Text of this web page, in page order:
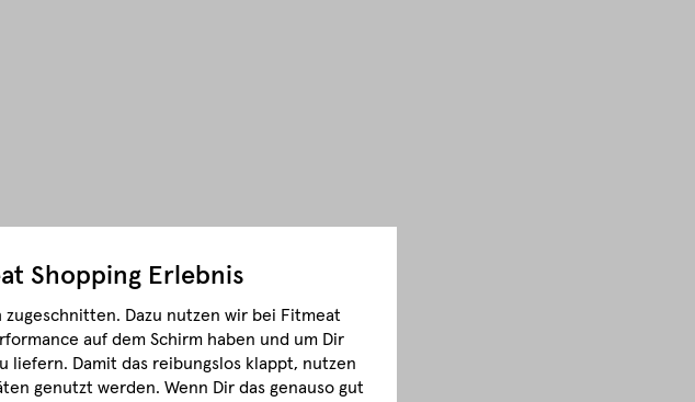
Shopping Erlebnis
zugeschnitten. Dazu nutzen wir bei Fitmeat
auf dem Schirm haben und um Dir
Damit das reibungslos klappt, nutzen
genutzt werden. Wenn Dir das genauso gut